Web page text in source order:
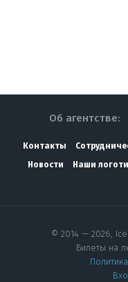
Об агентстве:
Контакты
Новости
Наши
© 2014 — 2026,
Билеты на